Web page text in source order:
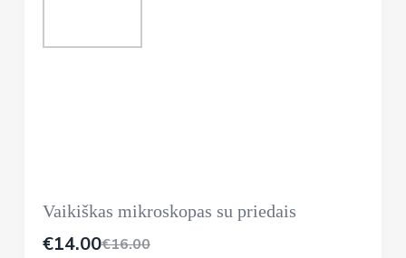
Vaikiškas mikroskopas su priedais
€16.00
€14.00